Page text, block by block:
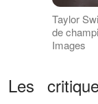
Taylor
de
Images
Les